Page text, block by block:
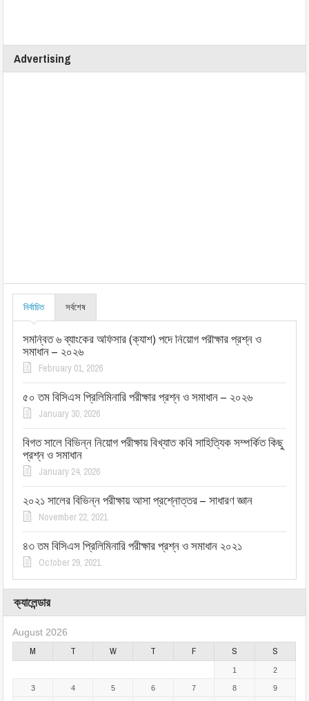
Advertising
নির্বাচিত সর্বশেষ
সমন্বিত ৬ ব্যাংকের অফিসার (ক্যাশ) পদে নিয়োগ পরীক্ষার প্রশ্ন ও
সমাধান – ২০২৬
February 01, 2026
৫০ তম বিসিএস প্রিলিমিনারি পরীক্ষার প্রশ্ন ও সমাধান – ২০২৬
January 30, 2026
বিগত সালে বিভিন্ন নিয়োগ পরীক্ষায় বিখ্যাত কবি সাহিত্যিক সম্পর্কিত কিছু
প্রশ্ন ও সমাধান
January 24, 2026
২০২১ সালের বিভিন্ন পরীক্ষায় আসা প্রশ্নোত্তর – সাধারণ জ্ঞান
November 22, 2021
৪৩ তম বিসিএস প্রিলিমিনারি পরীক্ষার প্রশ্ন ও সমাধান ২০২১
October 29, 2021
ক্যালেন্ডার
August 2026
M T W T F S S
1 2
3 4 5 6 7 8 9